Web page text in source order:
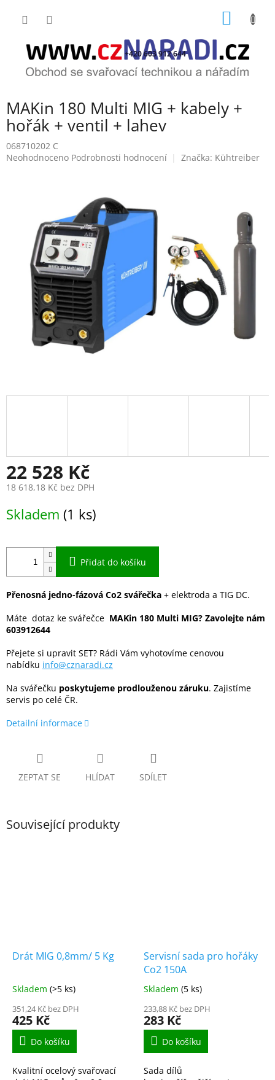
+420 603 912 644
MAKin 180 Multi MIG + kabely +
hořák + ventil + lahev
068710202 C
Průměrné
hvězdiček.
Neohodnoceno Podrobnosti hodnocení Značka: Kühtreiber
22 528 Kč
18 618,18 Kč bez DPH
cena:
Skladem (1 ks)
Přidat do košíku
Přenosná jedno-fázová Co2 svářečka + elektroda a TIG DC.
Máte dotaz ke svářečce MAKin 180 Multi MIG? Zavolejte nám
603912644
Přejete si upravit SET? Rádi Vám vyhotovíme cenovou
nabídku info@cznaradi.cz
Na svářečku poskytujeme prodlouženou záruku. Zajistíme
servis po celé ČR.
Detailní informace
ZEPTAT SE HLÍDAT SDÍLET
Související produkty
Drát MIG 0,8mm/ 5 Kg
Skladem (>5 ks)
351,24 Kč bez DPH
425 Kč
Do košíku
Kvalitní ocelový svařovací
Servisní sada pro hořáky
Co2 150A
Skladem (5 ks)
233,88 Kč bez DPH
283 Kč
Do košíku
Sada dílů